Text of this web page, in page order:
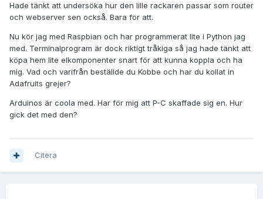
Hade tänkt att undersöka hur den lille rackaren passar som router
och webserver sen också. Bara för att.
Nu kör jag med Raspbian och har programmerat lite i Python jag
med. Terminalprogram är dock riktigt tråkiga så jag hade tänkt att
köpa hem lite elkomponenter snart för att kunna koppla och ha
mig. Vad och varifrån beställde du Kobbe och har du kollat in
Adafruits grejer?
Arduinos är coola med. Har för mig att P-C skaffade sig en. Hur
gick det med den?
Citera